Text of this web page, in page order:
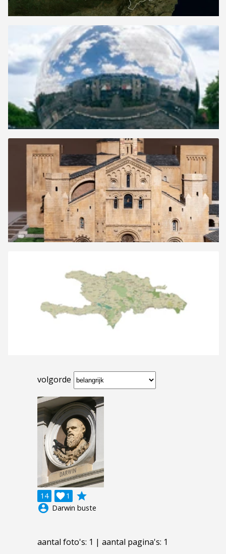
volgorde
14 1

grade
account_circle Darwin buste
aantal foto's: 1 | aantal pagina's: 1